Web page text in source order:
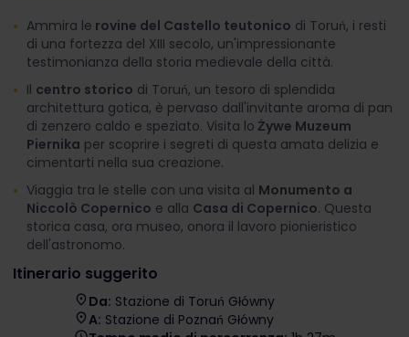
Ammira le rovine del Castello teutonico di Toruń, i resti
di una fortezza del XIII secolo, un'impressionante
testimonianza della storia medievale della città.
Il centro storico di Toruń, un tesoro di splendida
architettura gotica, è pervaso dall'invitante aroma di pan
di zenzero caldo e speziato. Visita lo Żywe Muzeum
Piernika per scoprire i segreti di questa amata delizia e
cimentarti nella sua creazione.
Viaggia tra le stelle con una visita al Monumento a
Niccolò Copernico e alla Casa di Copernico. Questa
storica casa, ora museo, onora il lavoro pionieristico
dell'astronomo.
Itinerario suggerito
Da: Stazione di Toruń Główny
A: Stazione di Poznań Główny